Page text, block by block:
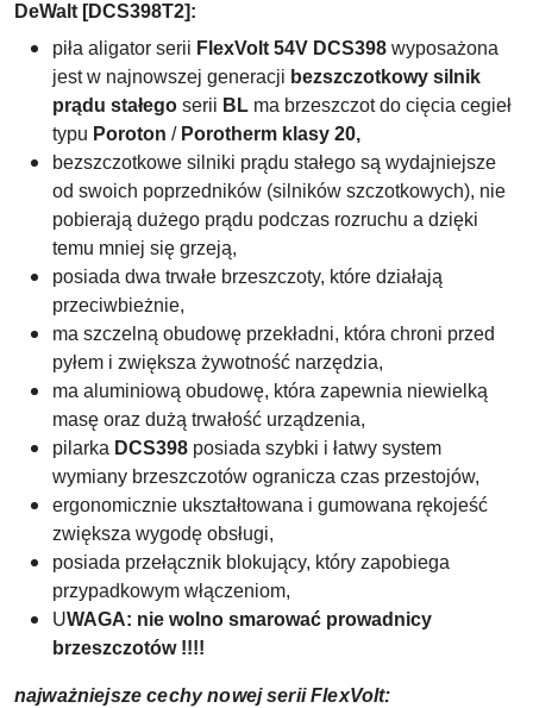
DeWalt [DCS398T2]:
piła aligator serii FlexVolt 54V DCS398 wyposażona
jest w najnowszej generacji bezszczotkowy silnik
prądu stałego serii BL ma brzeszczot do cięcia cegieł
typu Poroton / Porotherm klasy 20,
bezszczotkowe silniki prądu stałego są wydajniejsze
od swoich poprzedników (silników szczotkowych), nie
pobierają dużego prądu podczas rozruchu a dzięki
temu mniej się grzeją,
posiada dwa trwałe brzeszczoty, które działają
przeciwbieżnie,
ma szczelną obudowę przekładni, która chroni przed
pyłem i zwiększa żywotność narzędzia,
ma aluminiową obudowę, która zapewnia niewielką
masę oraz dużą trwałość urządzenia,
pilarka DCS398 posiada szybki i łatwy system
wymiany brzeszczotów ogranicza czas przestojów,
ergonomicznie ukształtowana i gumowana rękojeść
zwiększa wygodę obsługi,
posiada przełącznik blokujący, który zapobiega
przypadkowym włączeniom,
UWAGA: nie wolno smarować prowadnicy
brzeszczotów !!!!
najważniejsze cechy nowej serii FlexVolt: